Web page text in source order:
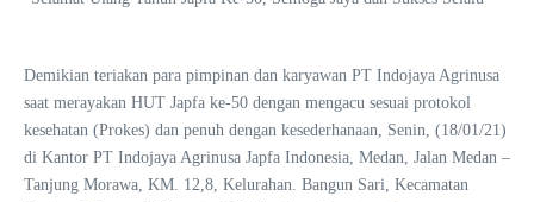
Demikian teriakan para pimpinan dan karyawan PT Indojaya Agrinusa
saat merayakan HUT Japfa ke-50 dengan mengacu sesuai protokol
kesehatan (Prokes) dan penuh dengan kesederhanaan, Senin, (18/01/21)
di Kantor PT Indojaya Agrinusa Japfa Indonesia, Medan, Jalan Medan –
Tanjung Morawa, KM. 12,8, Kelurahan. Bangun Sari, Kecamatan